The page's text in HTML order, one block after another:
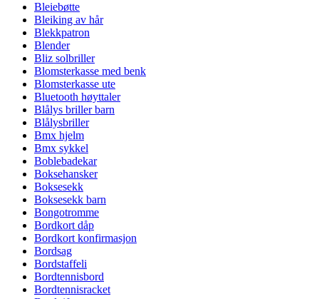
Bleiebøtte
Bleiking av hår
Blekkpatron
Blender
Bliz solbriller
Blomsterkasse med benk
Blomsterkasse ute
Bluetooth høyttaler
Blålys briller barn
Blålysbriller
Bmx hjelm
Bmx sykkel
Boblebadekar
Boksehansker
Boksesekk
Boksesekk barn
Bongotromme
Bordkort dåp
Bordkort konfirmasjon
Bordsag
Bordstaffeli
Bordtennisbord
Bordtennisracket